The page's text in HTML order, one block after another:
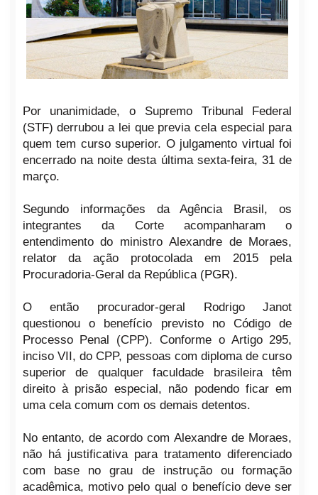
Por unanimidade, o Supremo Tribunal Federal
(STF) derrubou a lei que previa cela especial para
quem tem curso superior. O julgamento virtual foi
encerrado na noite desta última sexta-feira, 31 de
março.
Segundo informações da Agência Brasil, os
integrantes da Corte acompanharam o
entendimento do ministro Alexandre de Moraes,
relator da ação protocolada em 2015 pela
Procuradoria-Geral da República (PGR).
O então procurador-geral Rodrigo Janot
questionou o benefício previsto no Código de
Processo Penal (CPP). Conforme o Artigo 295,
inciso VII, do CPP, pessoas com diploma de curso
superior de qualquer faculdade brasileira têm
direito à prisão especial, não podendo ficar em
uma cela comum com os demais detentos.
No entanto, de acordo com Alexandre de Moraes,
não há justificativa para tratamento diferenciado
com base no grau de instrução ou formação
acadêmica, motivo pelo qual o benefício deve ser